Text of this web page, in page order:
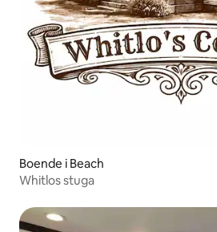
Boende i Beach
Whitlos stuga